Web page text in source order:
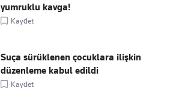
yumruklu kavga!
Kaydet
Suça sürüklenen çocuklara ilişkin
düzenleme kabul edildi
Kaydet